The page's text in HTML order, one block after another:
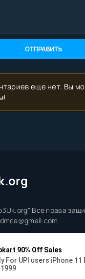
ОТПРАВИТЬ
еще нет. Вы
Все права